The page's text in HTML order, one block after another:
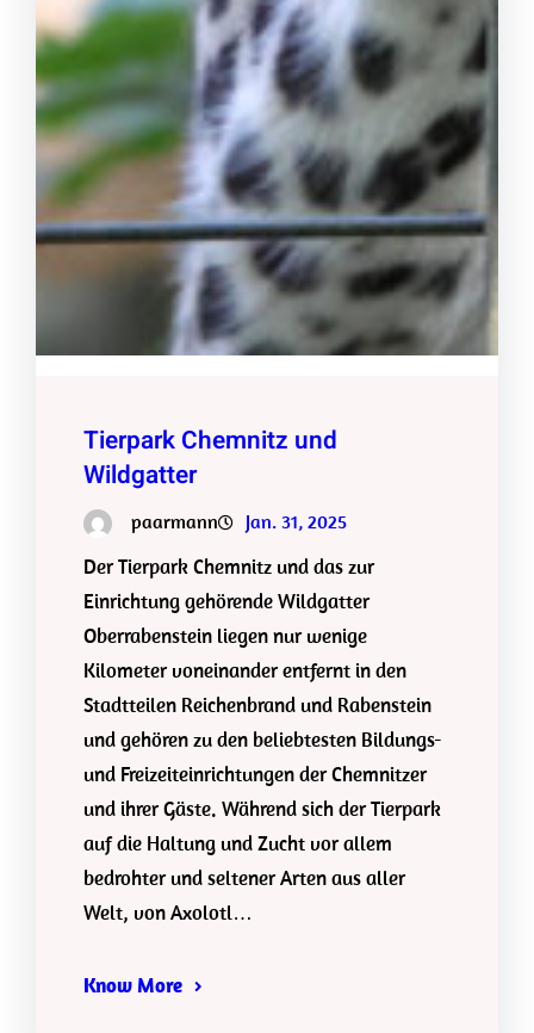
Tierpark Chemnitz und
Wildgatter
paarmann Jan. 31, 2025
Der Tierpark Chemnitz und das zur
Einrichtung gehörende Wildgatter
Oberrabenstein liegen nur wenige
Kilometer voneinander entfernt in den
Stadtteilen Reichenbrand und Rabenstein
und gehören zu den beliebtesten Bildungs-
und Freizeiteinrichtungen der Chemnitzer
und ihrer Gäste. Während sich der Tierpark
auf die Haltung und Zucht vor allem
bedrohter und seltener Arten aus aller
Welt, von Axolotl…
Know More